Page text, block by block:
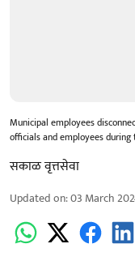
Municipal employees
officials and employees
सकाळ वृत्तसेवा
Updated on:03 March